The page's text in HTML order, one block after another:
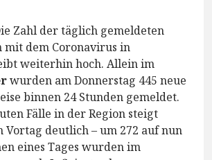
Zahl der täglich gemeldeten
dem Coronavirus in
weiterhin hoch. Allein im
wurden am Donnerstag 445 neue
binnen 24 Stunden gemeldet.
Fälle in der Region steigt
Vortag deutlich – um 272 auf nun
eines Tages wurden im